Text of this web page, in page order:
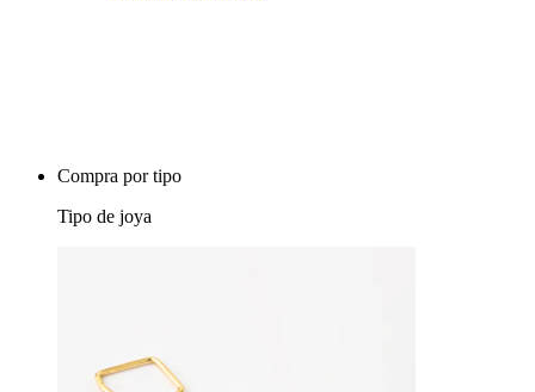
Compra por tipo
Tipo de joya